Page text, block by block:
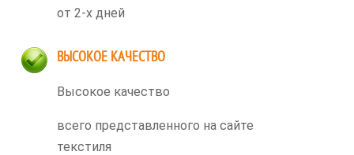
от 2-х дней
ВЫСОКОЕ КАЧЕСТВО
Высокое качество
всего представленного на сайте
текстиля